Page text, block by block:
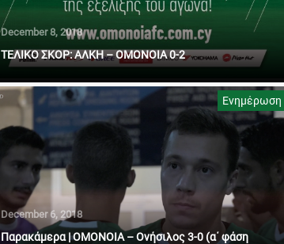
December 8, 2018
ΤΕΛΙΚΟ ΣΚΟΡ: ΑΛΚΗ – ΟΜΟΝΟΙΑ 0-2
Ενημέρωση
December 6, 2018
Παρακάμερα | ΟΜΟΝΟΙΑ – Ονήσιλος 3-0 (α΄ φάση